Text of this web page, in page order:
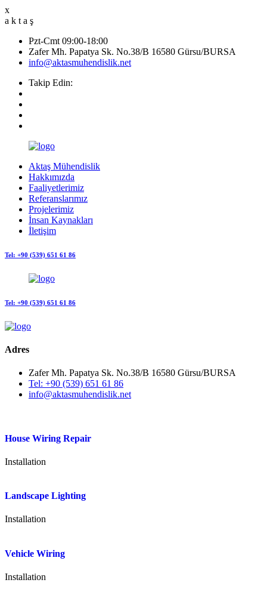
x
a k t a ş
Pzt-Cmt 09:00-18:00
Zafer Mh. Papatya Sk. No.38/B 16580 Gürsu/BURSA
info@aktasmuhendislik.net
Takip Edin:
Aktaş Mühendislik
Hakkımızda
Faaliyetlerimiz
Referanslarımız
Projelerimiz
İnsan Kaynakları
İletişim
Tel: +90 (539) 651 61 86
Tel: +90 (539) 651 61 86
Adres
Zafer Mh. Papatya Sk. No.38/B 16580 Gürsu/BURSA
Tel: +90 (539) 651 61 86
info@aktasmuhendislik.net
House Wiring Repair
Installation
Landscape Lighting
Installation
Vehicle Wiring
Installation